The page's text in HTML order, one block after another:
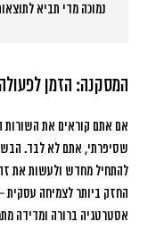
נמוכה מדי תביא
המסקנה: הזמן
אם אתם קוראים את השורות
שסיפרתי, אתם לא לבד.
להתחיל מחדש ולעשות את זה
החזק ביותר לצמיחה
אסטרטגיה ברורה ומדידה